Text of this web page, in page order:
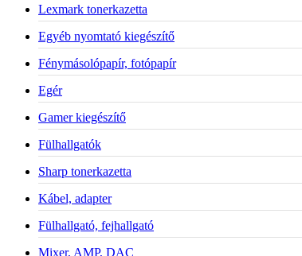
Lexmark tonerkazetta
Egyéb nyomtató kiegészítő
Fénymásolópapír, fotópapír
Egér
Gamer kiegészítő
Fülhallgatók
Sharp tonerkazetta
Kábel, adapter
Fülhallgató, fejhallgató
Mixer, AMP, DAC